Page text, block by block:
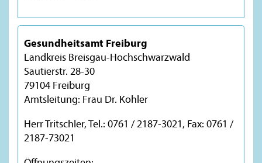
Gesundheitsamt Freiburg
Landkreis Breisgau-Hochschwarzwald
Sautierstr. 28-30
79104 Freiburg
Amtsleitung: Frau Dr. Kohler
Herr Tritschler, Tel.: 0761 / 2187-3021, Fax: 0761 /
2187-73021